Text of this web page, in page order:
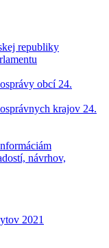
republiky
obcí 24.
krajov 24.
návrhov,
2021